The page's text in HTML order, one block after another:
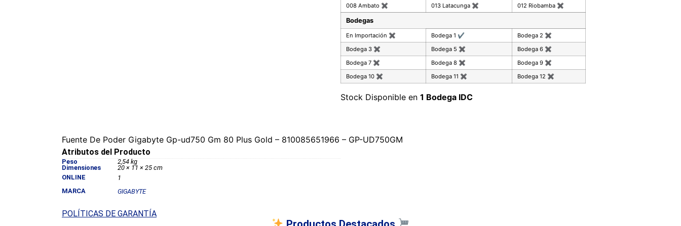
008 Ambato ✖ 013 Latacunga ✖ 012 Riobamba ✖
Bodegas
En Importación ✖ Bodega 1 ✔ Bodega 2 ✖
Bodega 3 ✖ Bodega 5 ✖ Bodega 6 ✖
Bodega 7 ✖ Bodega 8 ✖ Bodega 9 ✖
Bodega 10 ✖ Bodega 11 ✖ Bodega 12 ✖
Stock Disponible en 1 Bodega IDC
Fuente De Poder Gigabyte Gp-ud750 Gm 80 Plus Gold – 810085651966 – GP-UD750GM
Atributos del Producto
Peso
2,54 kg
Dimensiones
20 × 11 × 25 cm
ONLINE
1
MARCA
GIGABYTE
POLÍTICAS DE GARANTÍA